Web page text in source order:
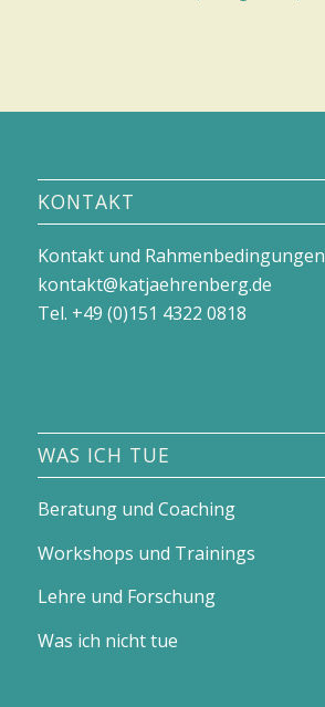
KONTAKT
Kontakt und Rahmenbedingungen
kontakt@katjaehrenberg.de
Tel. +49 (0)151 4322 0818
WAS ICH TUE
Beratung und Coaching
Workshops und Trainings
Lehre und Forschung
Was ich nicht tue